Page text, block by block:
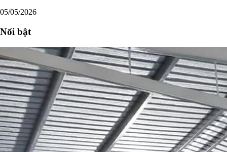
05/05/2026
Nổi bật